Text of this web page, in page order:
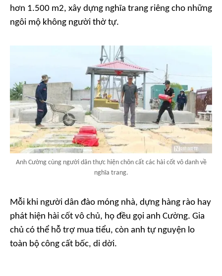
hơn 1.500 m2, xây dựng nghĩa trang riêng cho những
ngôi mộ không người thờ tự.
Anh Cường cùng người dân thực hiện chôn cất các hài cốt vô danh về
nghĩa trang.
Mỗi khi người dân đào móng nhà, dựng hàng rào hay
phát hiện hài cốt vô chủ, họ đều gọi anh Cường. Gia
chủ có thể hỗ trợ mua tiểu, còn anh tự nguyện lo
toàn bộ công cất bốc, di dời.